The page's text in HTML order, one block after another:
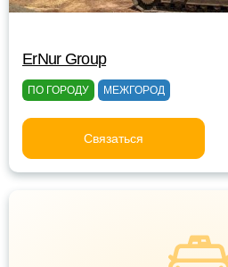
ErNur Group
ПО ГОРОДУ МЕЖГОРОД
Связаться